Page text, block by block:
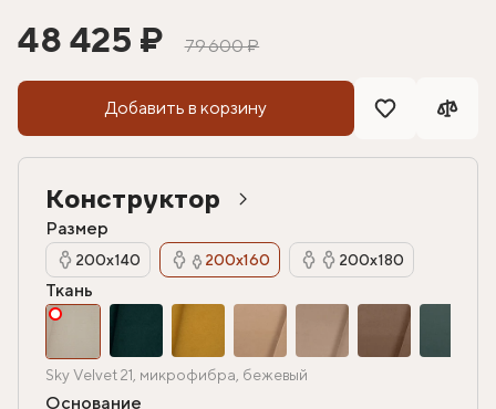
48 425 ₽ 79 600 ₽
Добавить в корзину
Конструктор
Размер
200х140 200х160 200х180
Ткань
Sky Velvet 21, микрофибра, бежевый
Основание